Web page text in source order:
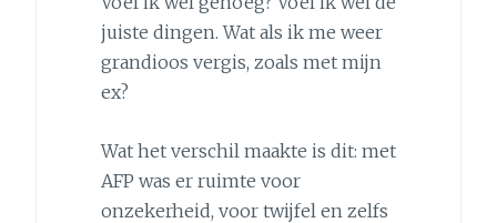
juiste dingen. Wat als ik me weer
grandioos vergis, zoals met mijn
ex?
Wat het verschil maakte is dit: met
AFP was er ruimte voor
onzekerheid, voor twijfel en zelfs